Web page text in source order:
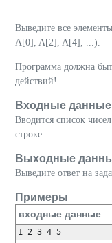
Выведите все
A[0], A[2], A[4], ...).
Программа должна
действий!
Входные данные
Вводится список
строке.
Выходные
Выведите ответ на
Примеры
входные данные
1 2 3 4 5